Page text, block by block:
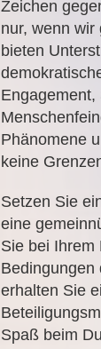
Zeichen
nur, wenn
bieten
Phänomene
keine
Setzen Sie
eine
Sie bei Ihrem
Bedingungen
erhalten Sie
Spaß beim